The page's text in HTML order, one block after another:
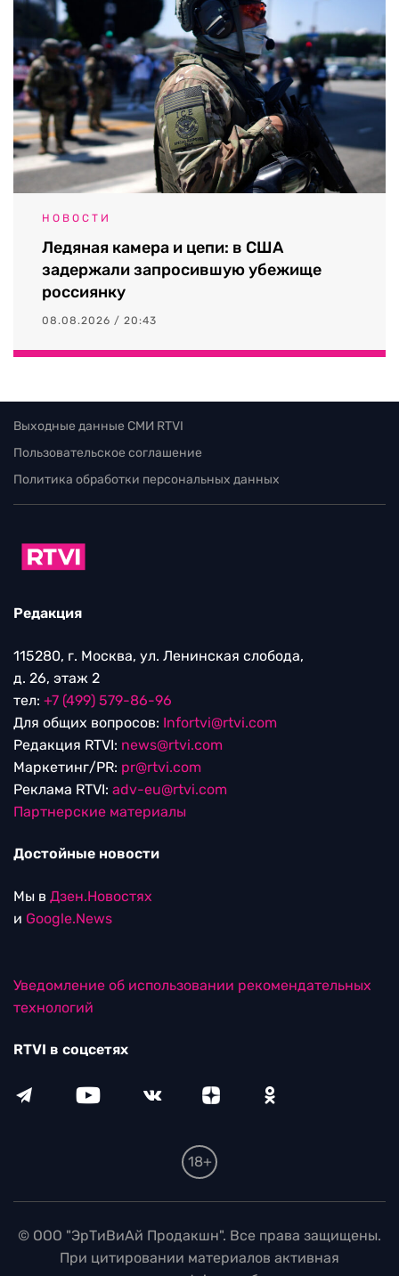
НОВОСТИ
Ледяная камера и цепи: в США
задержали запросившую убежище
россиянку
08.08.2026 / 20:43
Выходные данные СМИ RTVI
Пользовательское соглашение
Политика обработки персональных данных
Редакция
115280, г. Москва, ул. Ленинская слобода,
д. 26, этаж 2
тел: +7 (499) 579-86-96
Для общих вопросов: Infortvi@rtvi.com
Редакция RTVI: news@rtvi.com
Маркетинг/PR: pr@rtvi.com
Реклама RTVI: adv-eu@rtvi.com
Партнерские материалы
Достойные новости
Мы в Дзен.Новостях
и Google.News
Уведомление об использовании рекомендательных
технологий
RTVI в соцсетях
18+
© ООО "ЭрТиВиАй Продакшн". Все права защищены.
При цитировании материалов активная